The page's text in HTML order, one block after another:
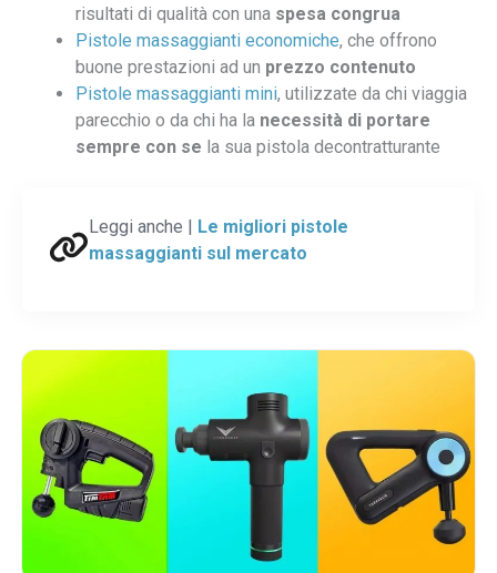
risultati di qualità con una spesa congrua
Pistole massaggianti economiche, che offrono
buone prestazioni ad un prezzo contenuto
Pistole massaggianti mini, utilizzate da chi viaggia
parecchio o da chi ha la necessità di portare
sempre con se la sua pistola decontratturante
Leggi anche | Le migliori pistole
massaggianti sul mercato